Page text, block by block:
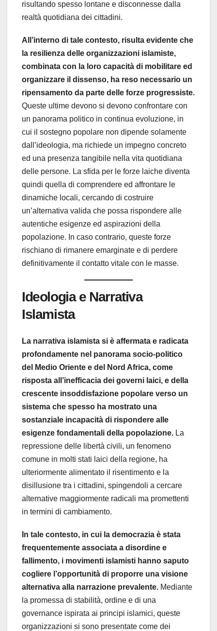
risultando spesso lontane e disconnesse dalla
realtà quotidiana dei cittadini.
All’interno di tale contesto, risulta evidente che
la resilienza delle organizzazioni islamiste,
combinata con la loro capacità di mobilitare ed
organizzare il dissenso, ha reso necessario un
ripensamento da parte delle forze progressiste.
Queste ultime devono si devono confrontare con
un panorama politico in continua evoluzione, in
cui il sostegno popolare non dipende solamente
dall’ideologia, ma richiede un impegno concreto
ed una presenza tangibile nella vita quotidiana
delle persone. La sfida per le forze laiche diventa
quindi quella di comprendere ed affrontare le
dinamiche locali, cercando di costruire
un’alternativa valida che possa rispondere alle
autentiche esigenze ed aspirazioni della
popolazione. In caso contrario, queste forze
rischiano di rimanere emarginate e di perdere
definitivamente il contatto vitale con le masse.
Ideologia e Narrativa
Islamista
La narrativa islamista si è affermata e radicata
profondamente nel panorama socio-politico
del Medio Oriente e del Nord Africa, come
risposta all’inefficacia dei governi laici, e della
crescente insoddisfazione popolare verso un
sistema che spesso ha mostrato una
sostanziale incapacità di rispondere alle
esigenze fondamentali della popolazione. La
repressione delle libertà civili, un fenomeno
comune in molti stati laici della regione, ha
ulteriormente alimentato il risentimento e la
disillusione tra i cittadini, spingendoli a cercare
alternative maggiormente radicali ma promettenti
in termini di cambiamento.
In tale contesto, in cui la democrazia è stata
frequentemente associata a disordine e
fallimento, i movimenti islamisti hanno saputo
cogliere l’opportunità di proporre una visione
alternativa alla narrazione prevalente. Mediante
la promessa di stabilità, ordine e di una
governance ispirata ai principi islamici, queste
organizzazioni si sono presentate come dei